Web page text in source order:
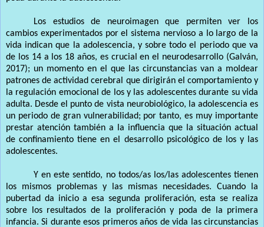
Los estudios de neuroimagen que permiten ver los
cambios experimentados por el sistema nervioso a lo largo de la
vida indican que la adolescencia, y sobre todo el periodo que va
de los 14 a los 18 años, es crucial en el neurodesarrollo (Galván,
2017); un momento en el que las circunstancias van a moldear
patrones de actividad cerebral que dirigirán el comportamiento y
la regulación emocional de los y las adolescentes durante su vida
adulta. Desde el punto de vista neurobiológico, la adolescencia es
un periodo de gran vulnerabilidad; por tanto, es muy importante
prestar atención también a la influencia que la situación actual
de confinamiento tiene en el desarrollo psicológico de los y las
adolescentes.
Y en este sentido, no todos/as los/las adolescentes tienen
los mismos problemas y las mismas necesidades. Cuando la
pubertad da inicio a esa segunda proliferación, esta se realiza
sobre los resultados de la proliferación y poda de la primera
infancia. Si durante esos primeros años de vida las circunstancias